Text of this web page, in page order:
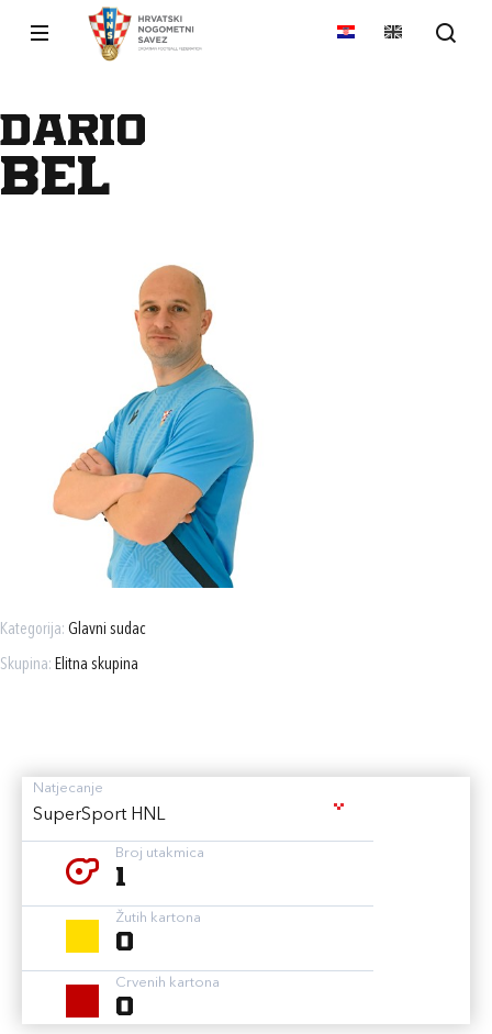
Dario
Bel
Kategorija: Glavni sudac
Skupina: Elitna skupina
Natjecanje
SuperSport HNL
Broj utakmica
1
Žutih kartona
0
Crvenih kartona
0